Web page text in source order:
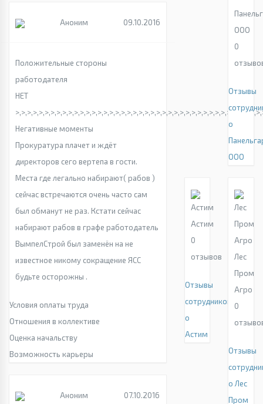
Аноним 09.10.2016
Положительные стороны
работодателя
НЕТ
Негативные моменты
Прокуратура плачет и ждёт
директоров сего вертепа в гости.
Места где легально набирают( рабов )
сейчас встречаются очень часто сам
был обманут не раз. Кстати сейчас
набирают рабов в графе работодатель
ВымпелСтрой был заменён на не
известное никому сокращение ЯСС
будьте осторожны .
Условия оплаты труда
Отношения в коллективе
Оценка начальству
Возможность карьеры
Аноним 07.10.2016
ООО
0
Отзывы
о
ООО
Астим
0
отзывов
Отзывы
сотрудников
о
Астим
Лес
Пром
Агро
0
Отзывы
о Лес
Пром